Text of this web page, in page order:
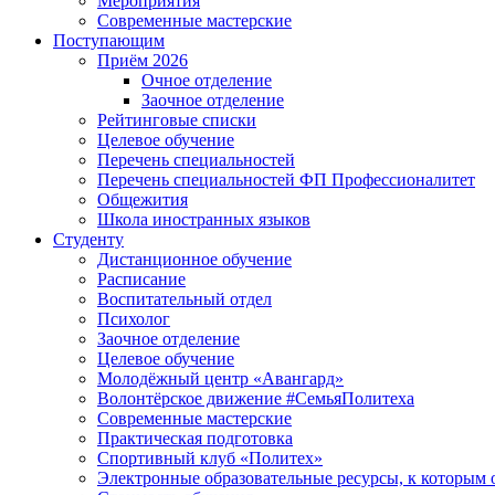
Современные мастерские
Поступающим
Приём 2026
Очное отделение
Заочное отделение
Рейтинговые списки
Целевое обучение
Перечень специальностей
Перечень специальностей ФП Профессионалитет
Общежития
Школа иностранных языков
Студенту
Дистанционное обучение
Расписание
Воспитательный отдел
Психолог
Заочное отделение
Целевое обучение
Молодёжный центр «Авангард»
Волонтёрское движение #СемьяПолитеха
Современные мастерские
Практическая подготовка
Спортивный клуб «Политех»
Электронные образовательные ресурсы, к которым